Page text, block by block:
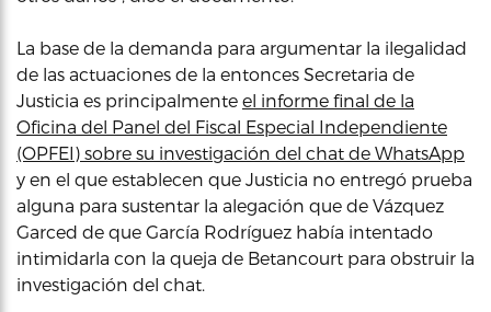
La base de la demanda para argumentar la ilegalidad
de las actuaciones de la entonces Secretaria de
Justicia es principalmente el informe final de la
Oficina del Panel del Fiscal Especial Independiente
(OPFEI) sobre su investigación del chat de WhatsApp
y en el que establecen que Justicia no entregó prueba
alguna para sustentar la alegación que de Vázquez
Garced de que García Rodríguez había intentado
intimidarla con la queja de Betancourt para obstruir la
investigación del chat.